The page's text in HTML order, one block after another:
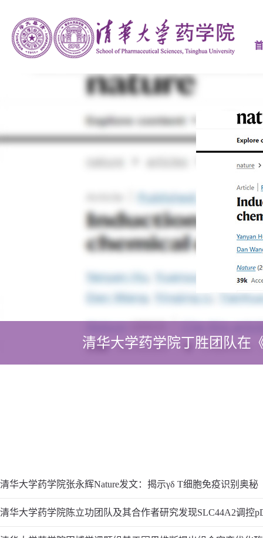
清华大学药学院丁胜团队在
清华大学药学院张永辉Nature发文：揭示γδ T细胞免疫识别奥秘